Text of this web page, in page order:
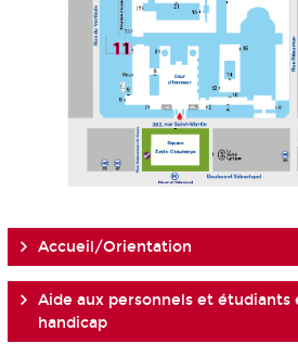
Accueil/Orientation
Aide aux personnels et étudiants
handicap